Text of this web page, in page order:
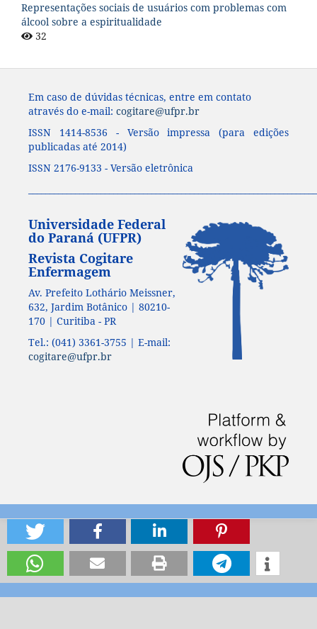
Representações sociais de usuários com problemas com
álcool sobre a espiritualidade
32
Em caso de dúvidas técnicas, entre em contato
através do e-mail: cogitare@ufpr.br
ISSN 1414-8536 - Versão impressa (para edições
publicadas até 2014)
ISSN 2176-9133 - Versão eletrônica
Universidade Federal
do Paraná (UFPR)
Revista Cogitare
Enfermagem
Av. Prefeito Lothário Meissner,
632, Jardim Botânico | 80210-
170 | Curitiba - PR
Tel.: (041) 3361-3755 | E-mail:
cogitare@ufpr.br